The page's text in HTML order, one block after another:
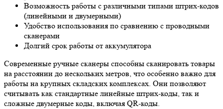
Возможность работы с различными типами штрих-кодов
(линейными и двумерными)
Удобство использования по сравнению с проводными
сканерами
Долгий срок работы от аккумулятора
Современные ручные сканеры способны сканировать товары
на расстоянии до нескольких метров, что особенно важно для
работы на крупных складских комплексах. Они позволяют
считывать как стандартные линейные штрих-коды, так и
сложные двумерные коды, включая QR-коды.